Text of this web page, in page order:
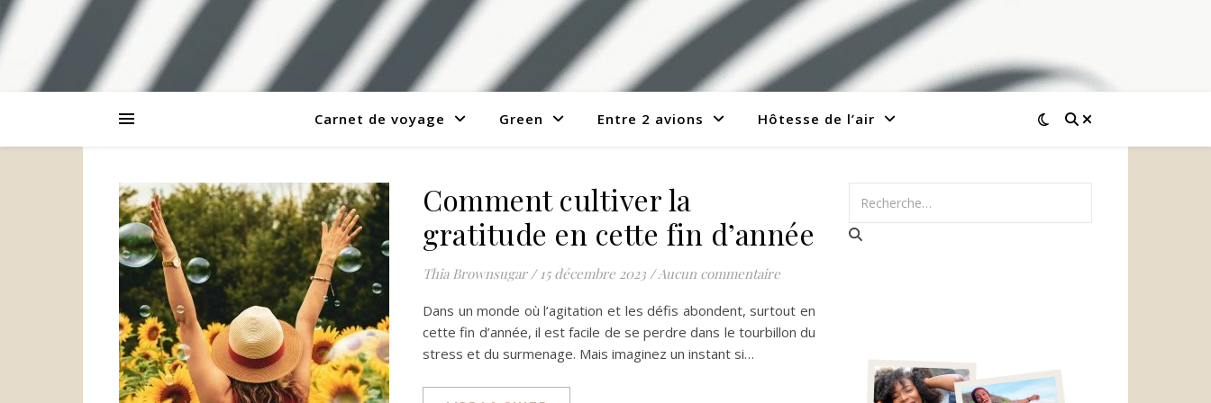
Carnet de voyage Green Entre 2 avions Hôtesse de l’air
Comment cultiver la
gratitude en cette fin d’année
Thia Brownsugar / 15 décembre 2023 /Aucun commentaire
Dans un monde où l’agitation et les défis abondent, surtout en
cette fin d’année, il est facile de se perdre dans le tourbillon du
stress et du surmenage. Mais imaginez un instant si…